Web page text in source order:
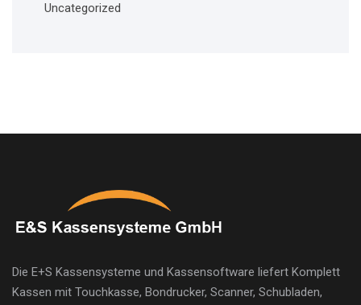
Uncategorized
Die E+S Kassensysteme und Kassensoftware liefert Komplett
Kassen mit Touchkasse, Bondrucker, Scanner, Schubladen,